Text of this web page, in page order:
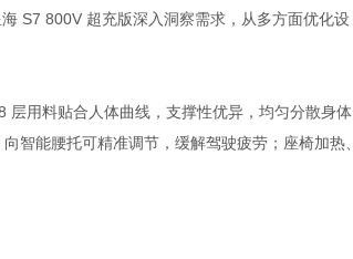
S7 800V 超充版深入洞察需求，从多方面优化设
用料贴合人体曲线，支撑性优异，均匀分散身体
智能腰托可精准调节，缓解驾驶疲劳；座椅加热、